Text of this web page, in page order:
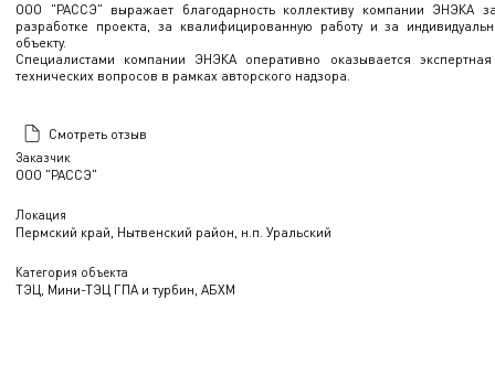
Заказчик
ООО "РАССЭ"
Локация
Пермский край, Нытвенский район, н.п. Уральский
Категория объекта
ТЭЦ, Мини-ТЭЦ ГПА и турбин, АБХМ
ООО "РАССЭ" выражает благодарность коллективу компании ЭНЭКА
разработке проекта, за квалифицированную работу и за
объекту.
Специалистами компании ЭНЭКА оперативно оказывается
технических вопросов в рамках авторского надзора.
Смотреть отзыв